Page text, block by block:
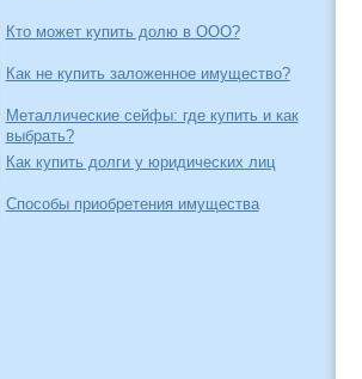
Кто может купить долю в ООО?
Как не купить заложенное имущество?
Металлические сейфы: где купить и как
выбрать?
Как купить долги у юридических лиц
Способы приобретения имущества